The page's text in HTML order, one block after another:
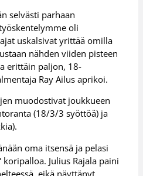
selvästi parhaan
oli
uskalsivat yrittää omilla
nähden viiden pisteen
erittäin paljon, 18-
Ray Ailus aprikoi.
muodostivat joukkueen
(18/3/3 syöttöä) ja
oma itsensä ja pelasi
Julius Rajala paini
eikä näyttänyt